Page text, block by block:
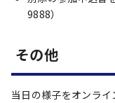
9888）
その他
当日の様子をオンラ